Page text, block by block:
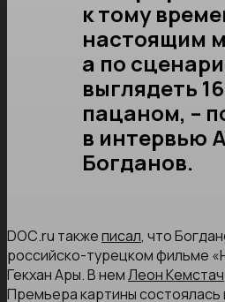
к тому
настоящим
а по
выглядеть
пацаном, –
в интервью
Богданов.
DОС.ru такжеписал, что
российско-турецком фильме
Гекхан Ары. В немЛеон Кемстач
Премьера картины состоялась